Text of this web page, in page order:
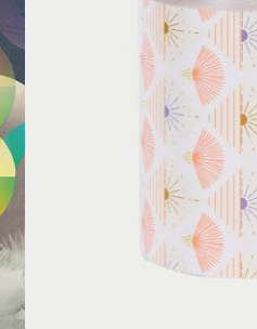
Solutionarea Online a Litigiilor
ANPC – SAL